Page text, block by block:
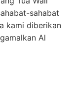
sahabat
kami diberikan
Al